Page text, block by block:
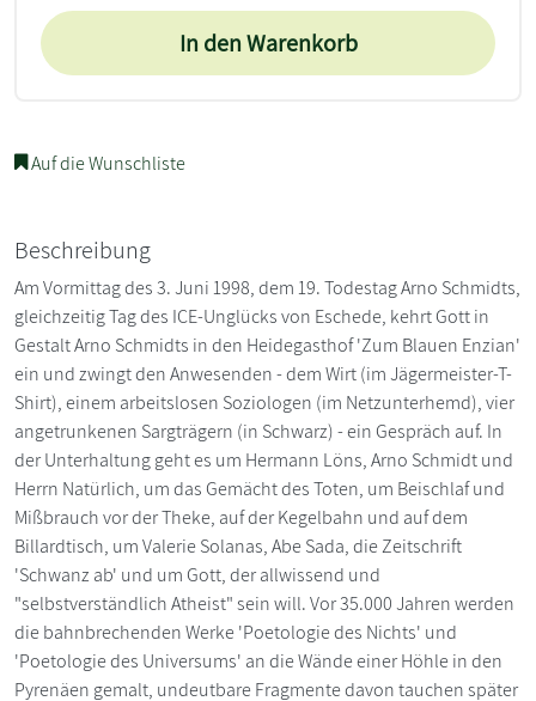
In den Warenkorb
Auf die Wunschliste
Beschreibung
Am Vormittag des 3. Juni 1998, dem 19. Todestag Arno Schmidts,
gleichzeitig Tag des ICE-Unglücks von Eschede, kehrt Gott in
Gestalt Arno Schmidts in den Heidegasthof 'Zum Blauen Enzian'
ein und zwingt den Anwesenden - dem Wirt (im Jägermeister-T-
Shirt), einem arbeitslosen Soziologen (im Netzunterhemd), vier
angetrunkenen Sargträgern (in Schwarz) - ein Gespräch auf. In
der Unterhaltung geht es um Hermann Löns, Arno Schmidt und
Herrn Natürlich, um das Gemächt des Toten, um Beischlaf und
Mißbrauch vor der Theke, auf der Kegelbahn und auf dem
Billardtisch, um Valerie Solanas, Abe Sada, die Zeitschrift
'Schwanz ab' und um Gott, der allwissend und
"selbstverständlich Atheist" sein will. Vor 35.000 Jahren werden
die bahnbrechenden Werke 'Poetologie des Nichts' und
'Poetologie des Universums' an die Wände einer Höhle in den
Pyrenäen gemalt, undeutbare Fragmente davon tauchen später